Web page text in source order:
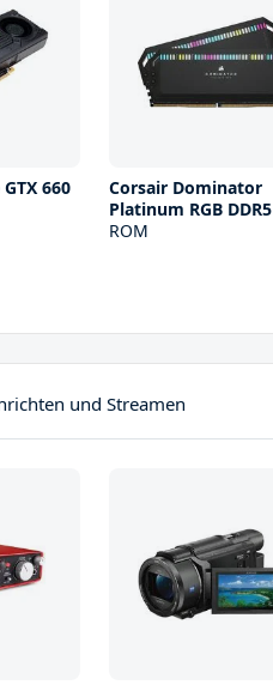
660
Corsair Dominator
Platinum RGB DDR5
ROM
und Streamen